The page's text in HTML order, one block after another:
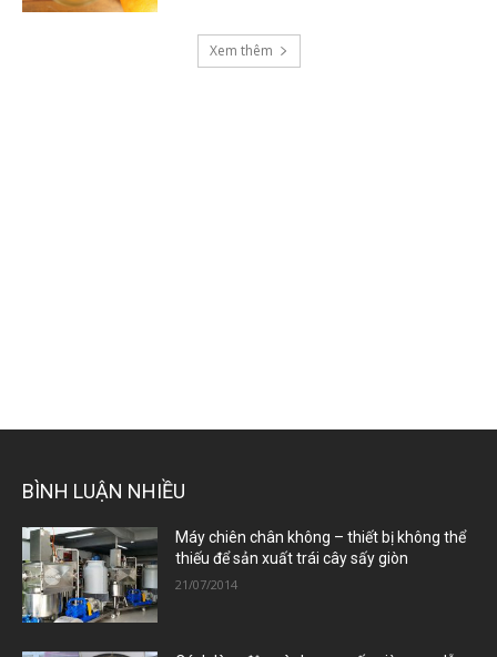
Xem thêm
BÌNH LUẬN NHIỀU
Máy chiên chân không – thiết bị không thể
thiếu để sản xuất trái cây sấy giòn
21/07/2014